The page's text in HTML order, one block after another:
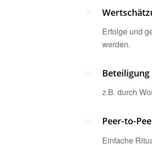
Erfolge und
werden.
z.B. durch
Peer-to-
Einfache